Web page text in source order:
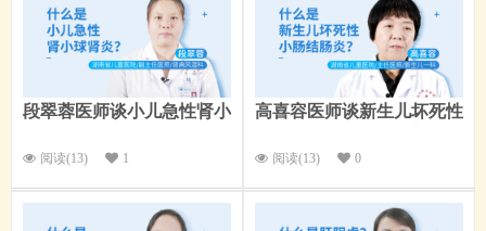
段翠蓉医师谈小儿急性肾小
小球肾炎？
阅读(13) 1
高喜容医师谈新生儿坏死性
坏死性小肠结肠炎？
阅读(13) 0